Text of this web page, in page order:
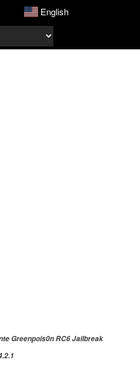
English
Greenpois0n RC6 Jailbreak